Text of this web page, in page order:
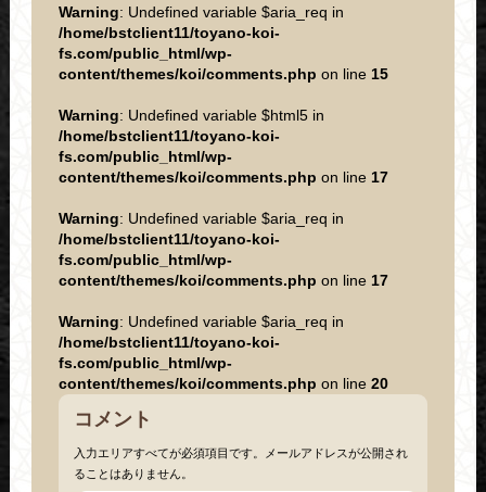
Warning: Undefined variable $aria_req in
/home/bstclient11/toyano-koi-
fs.com/public_html/wp-
content/themes/koi/comments.php on line 15
Warning: Undefined variable $html5 in
/home/bstclient11/toyano-koi-
fs.com/public_html/wp-
content/themes/koi/comments.php on line 17
Warning: Undefined variable $aria_req in
/home/bstclient11/toyano-koi-
fs.com/public_html/wp-
content/themes/koi/comments.php on line 17
Warning: Undefined variable $aria_req in
/home/bstclient11/toyano-koi-
fs.com/public_html/wp-
content/themes/koi/comments.php on line 20
コメント
入力エリアすべてが必須項目です。メールアドレスが公開され
ることはありません。